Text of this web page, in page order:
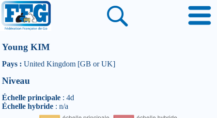
Young KIM
Pays : United Kingdom [GB or UK]
Niveau
Échelle principale : 4d
Échelle hybride : n/a